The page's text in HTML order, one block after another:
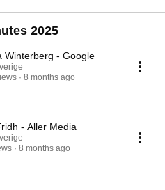
2025
Winterberg - Google
8 months ago
- Aller Media
8 months ago